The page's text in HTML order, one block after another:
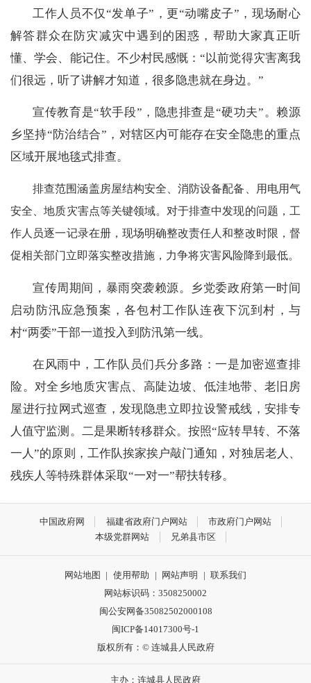
工作人员不仅“发单子”，更“动嘴皮子”，现场耐心
解答群众在防灾减灾中遇到的困惑，帮助大家真正听
懂、学会、能记住。不少村民感慨：“以前觉得灾害离我
们很远，听了讲解才知道，很多隐患就在身边。”
宣传教育是“软手段”，隐患排查是“硬功夫”。赖源
乡坚持“防治结合”，对辖区内可能存在安全隐患的重点
区域开展地毯式排查。
排查范围涵盖房屋结构安全、消防设备配备、用电用气
安全、地质灾害点等关键领域。对于排查中发现的问题，工
作人员逐一记录在册，现场明确整改责任人和整改时限，督
促相关部门立即落实整改措施，力争将灾害风险降到最低。
宣传周期间，暴雨突袭赖源。乡党委政府第一时间
启动防汛应急预案，各包村工作队连夜下沉到村，与
村“两委”干部一道投入到防汛第一线。
在风雨中，工作队员们兵分多路：一是加密巡查排
险。对全乡地质灾害点、高陡边坡、低洼地带、老旧房
屋进行拉网式巡查，发现隐患立即拉设警戒线，安排专
人值守监测。二是果断转移群众。按照“应转早转、不落
一人”的原则，工作队挨家挨户敲门通知，对独居老人、
残疾人等特殊群体采取“一对一”帮扶转移。
中国政府网 福建省政府门户网站
市政府门户网站
本级党群网站
兄弟县市区
网站地图 | 使用帮助 | 网站声明 | 联系我们
网站标识码：3508250002
闽公安网备35082502000108
闽ICP备14017300号-1
版权所有：© 连城县人民政府
主办：连城县人民政府